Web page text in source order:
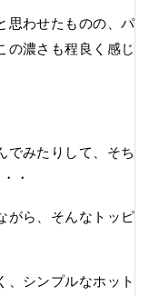
思わせたものの、パ
の濃さも程良く感じ
でみたりして、そち
・
がら、そんなトッピ
、シンプルなホット